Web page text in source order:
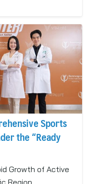
Sports
the “Ready
Growth of Active
Region